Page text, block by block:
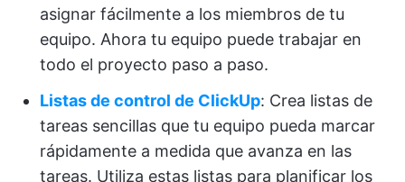
asignar fácilmente a los miembros de tu
equipo. Ahora tu equipo puede trabajar en
todo el proyecto paso a paso.
Listas de control de ClickUp: Crea listas de
tareas sencillas que tu equipo pueda marcar
rápidamente a medida que avanza en las
tareas. Utiliza estas listas para planificar los